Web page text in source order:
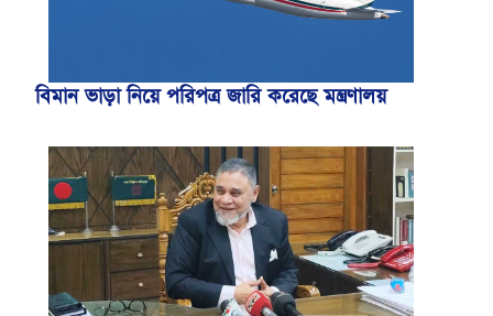
বিমান ভাড়া নিয়ে পরিপত্র জারি করেছে মন্ত্রণালয়